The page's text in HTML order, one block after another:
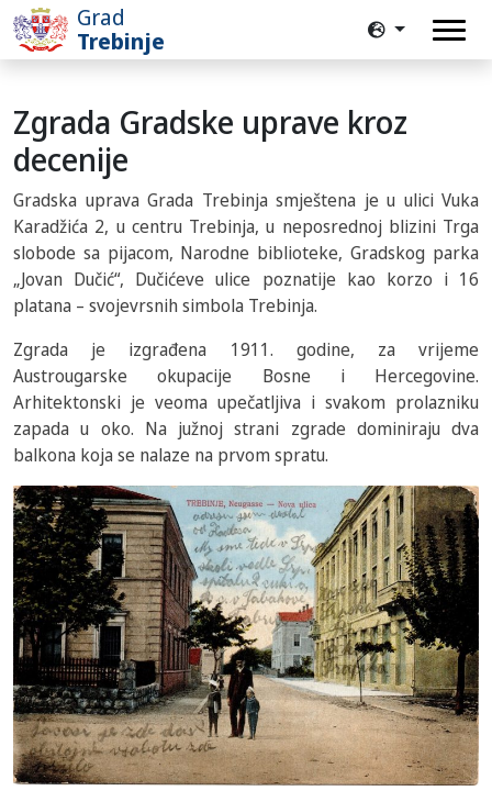
Grad
Trebinje
Zgrada Gradske uprave kroz
decenije
Gradska uprava Grada Trebinja smještena je u ulici Vuka
Karadžića 2, u centru Trebinja, u neposrednoj blizini Trga
slobode sa pijacom, Narodne biblioteke, Gradskog parka
„Jovan Dučić“, Dučićeve ulice poznatije kao korzo i 16
platana – svojevrsnih simbola Trebinja.
Zgrada je izgrađena 1911. godine, za vrijeme
Austrougarske okupacije Bosne i Hercegovine.
Arhitektonski je veoma upečatljiva i svakom prolazniku
zapada u oko. Na južnoj strani zgrade dominiraju dva
balkona koja se nalaze na prvom spratu.